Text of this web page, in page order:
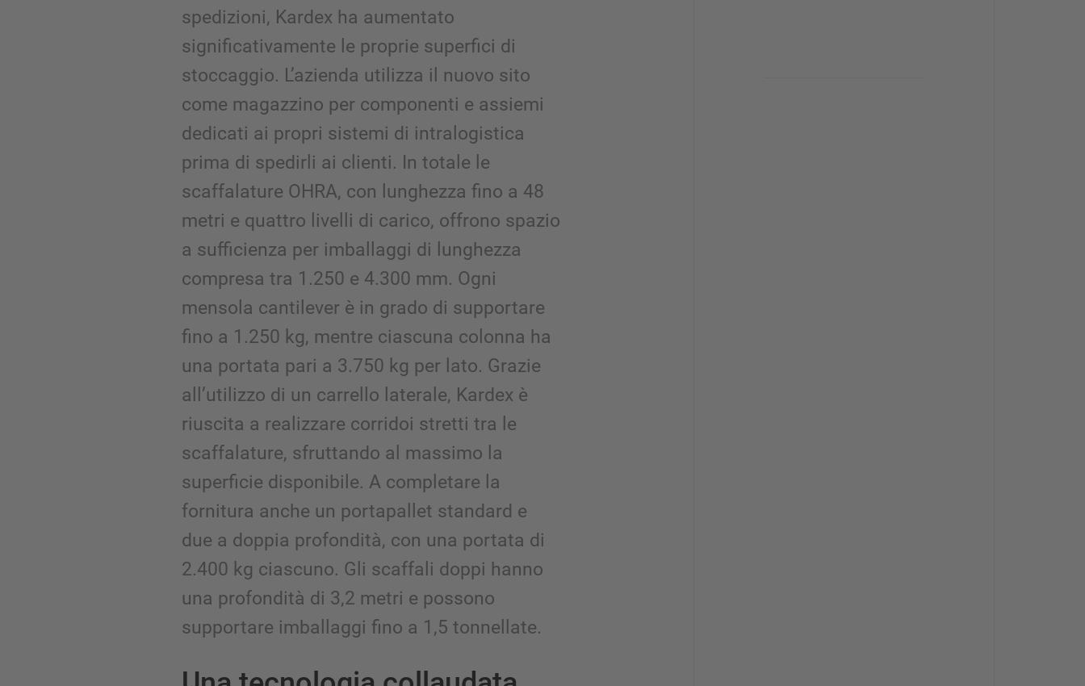
spedizioni, Kardex ha aumentato
significativamente le proprie superfici di
stoccaggio. L’azienda utilizza il nuovo sito
come magazzino per componenti e assiemi
dedicati ai propri sistemi di intralogistica
prima di spedirli ai clienti. In totale le
scaffalature OHRA, con lunghezza fino a 48
metri e quattro livelli di carico, offrono spazio
a sufficienza per imballaggi di lunghezza
compresa tra 1.250 e 4.300 mm. Ogni
mensola cantilever è in grado di supportare
fino a 1.250 kg, mentre ciascuna colonna ha
una portata pari a 3.750 kg per lato. Grazie
all’utilizzo di un carrello laterale, Kardex è
riuscita a realizzare corridoi stretti tra le
scaffalature, sfruttando al massimo la
superficie disponibile. A completare la
fornitura anche un portapallet standard e
due a doppia profondità, con una portata di
2.400 kg ciascuno. Gli scaffali doppi hanno
una profondità di 3,2 metri e possono
supportare imballaggi fino a 1,5 tonnellate.